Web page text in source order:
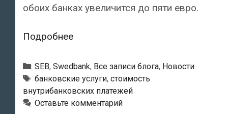
обоих банках увеличится до пяти евро.
ПодробнееДва
розничных
банка
Эстонии
–
Рубрики
SEB, Swedbank, Все записи блога, Новости
Тэги
банковские услуги, стоимость
внутрибанковских платежей
Оставьте комментарий